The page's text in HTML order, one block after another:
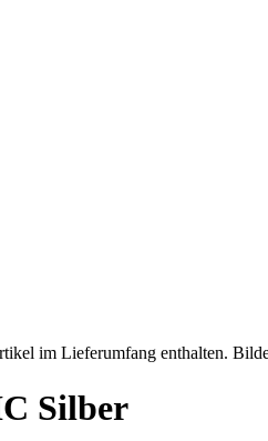
im Lieferumfang enthalten.
Silber